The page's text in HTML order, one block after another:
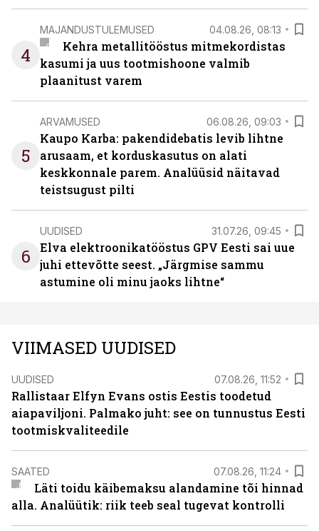
4
MAJANDUSTULEMUSED 04.08.26, 08:13
Kehra metallitööstus mitmekordistas
kasumi ja uus tootmishoone valmib
plaanitust varem
5
ARVAMUSED 06.08.26, 09:03
Kaupo Karba: pakendidebatis levib lihtne
arusaam, et korduskasutus on alati
keskkonnale parem. Analüüsid näitavad
teistsugust pilti
6
UUDISED 31.07.26, 09:45
Elva elektroonikatööstus GPV Eesti sai uue
juhi ettevõtte seest. „Järgmise sammu
astumine oli minu jaoks lihtne“
VIIMASED UUDISED
UUDISED 07.08.26, 11:52
Rallistaar Elfyn Evans ostis Eestis toodetud
aiapaviljoni. Palmako juht: see on tunnustus Eesti
tootmiskvaliteedile
SAATED 07.08.26, 11:24
Läti toidu käibemaksu alandamine tõi hinnad
alla. Analüütik: riik teeb seal tugevat kontrolli